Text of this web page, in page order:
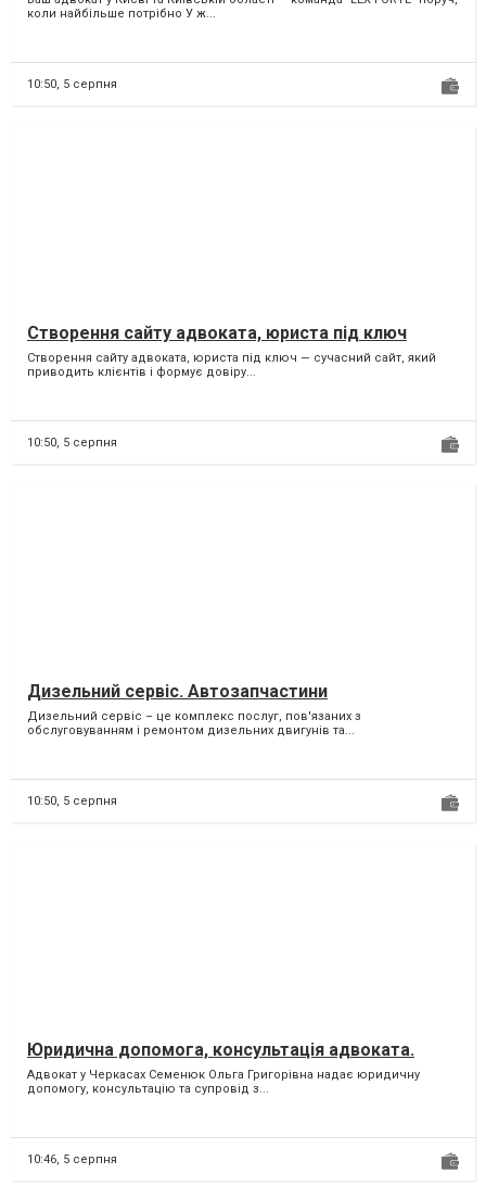
коли найбільше потрібно У ж...
10:50, 5 серпня
Створення сайту адвоката, юриста під ключ
Створення сайту адвоката, юриста під ключ — сучасний сайт, який
приводить клієнтів і формує довіру...
10:50, 5 серпня
Дизельний сервіс. Автозапчастини
Дизельний сервіс – це комплекс послуг, пов'язаних з
обслуговуванням і ремонтом дизельних двигунів та...
10:50, 5 серпня
Юридична допомога, консультація адвоката.
Адвокат у Черкасах Семенюк Ольга Григорівна надає юридичну
допомогу, консультацію та супровід з...
10:46, 5 серпня